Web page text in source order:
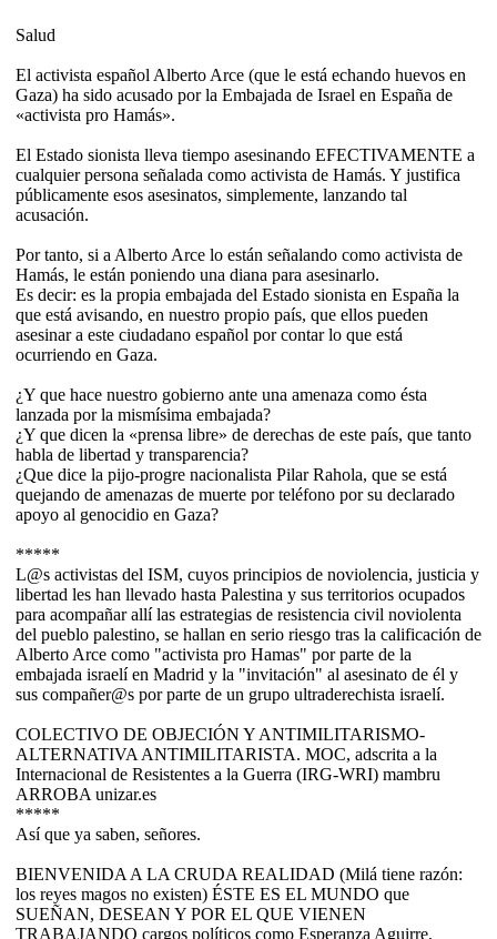
Salud
El activista español Alberto Arce (que le está echando huevos en
Gaza) ha sido acusado por la Embajada de Israel en España de
«activista pro Hamás».
El Estado sionista lleva tiempo asesinando EFECTIVAMENTE a
cualquier persona señalada como activista de Hamás. Y justifica
públicamente esos asesinatos, simplemente, lanzando tal
acusación.
Por tanto, si a Alberto Arce lo están señalando como activista de
Hamás, le están poniendo una diana para asesinarlo.
Es decir: es la propia embajada del Estado sionista en España la
que está avisando, en nuestro propio país, que ellos pueden
asesinar a este ciudadano español por contar lo que está
ocurriendo en Gaza.
¿Y que hace nuestro gobierno ante una amenaza como ésta
lanzada por la mismísima embajada?
¿Y que dicen la «prensa libre» de derechas de este país, que tanto
habla de libertad y transparencia?
¿Que dice la pijo-progre nacionalista Pilar Rahola, que se está
quejando de amenazas de muerte por teléfono por su declarado
apoyo al genocidio en Gaza?
*****
L@s activistas del ISM, cuyos principios de noviolencia, justicia y
libertad les han llevado hasta Palestina y sus territorios ocupados
para acompañar allí las estrategias de resistencia civil noviolenta
del pueblo palestino, se hallan en serio riesgo tras la calificación de
Alberto Arce como "activista pro Hamas" por parte de la
embajada israelí en Madrid y la "invitación" al asesinato de él y
sus compañer@s por parte de un grupo ultraderechista israelí.
COLECTIVO DE OBJECIÓN Y ANTIMILITARISMO-
ALTERNATIVA ANTIMILITARISTA. MOC, adscrita a la
Internacional de Resistentes a la Guerra (IRG-WRI) mambru
ARROBA unizar.es
*****
Así que ya saben, señores.
BIENVENIDA A LA CRUDA REALIDAD (Milá tiene razón:
los reyes magos no existen) ÉSTE ES EL MUNDO que
SUEÑAN, DESEAN Y POR EL QUE VIENEN
TRABAJANDO cargos políticos como Esperanza Aguirre,